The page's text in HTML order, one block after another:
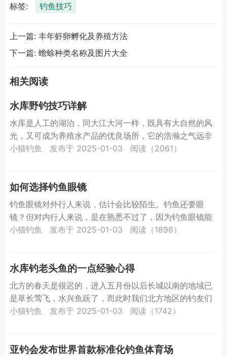
标签: 钓鱼技巧
上一篇: 丰年虾卵孵化及养殖方法
下一篇: 蟾蜍种类名称及图片大全
相关阅读
水库野钓技巧详解
水库是人工的湖泊，同大江大河一样，既具有大自然的风
光，又可成为养殖水产品的优良场所，它的浩瀚之气远非
塘堰可比，真可尽得自然水域的风趣，又可得多有所获的
小猫钓鱼 发布于 2025-01-03 阅读（2061）
如何选择钓鱼眼镜
钓鱼眼镜对外行人来说，估计会比较陌生。钓鱼还要眼
镜？但对内行人来说，是在熟悉不过了，因为钓鱼眼镜能
帮助钓鱼者更加容易地发现鱼的动向，而且能保护眼睛。
小猫钓鱼 发布于 2025-01-03 阅读（1896）
水库钓老头鱼的一点经验心得
北方的春天是很迟的，进入五月份以后长城以南的地域已
是草长莺飞，水兴鱼跃了，而此时我们北方地区的钓友们
大部分时间只能是望水兴叹，鱼儿不给面子，不愿咬你的
小猫钓鱼 发布于 2025-01-03 阅读（1742）
亚钓会发布世界首款标准化钓鱼体育场